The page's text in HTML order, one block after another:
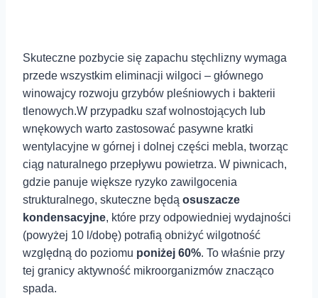
Skuteczne pozbycie się zapachu stęchlizny wymaga
przede wszystkim eliminacji wilgoci –⁤ głównego⁣
winowajcy rozwoju ⁣grzybów pleśniowych i bakterii
tlenowych.W⁣ przypadku szaf wolnostojących lub
wnękowych warto zastosować pasywne kratki
wentylacyjne⁤ w górnej i dolnej części mebla, tworząc
ciąg ​naturalnego przepływu powietrza. W piwnicach,⁣
gdzie panuje większe ryzyko zawilgocenia
strukturalnego, skuteczne będą osuszacze
kondensacyjne, które przy odpowiedniej wydajności
(powyżej‍ 10 l/dobę) potrafią obniżyć wilgotność⁣
względną do poziomu poniżej⁣ 60%. To właśnie przy
tej granicy aktywność mikroorganizmów znacząco
spada.